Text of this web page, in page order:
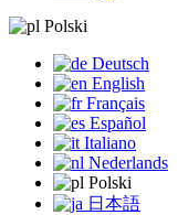
Polski
Deutsch
English
Français
Español
Italiano
Nederlands
Polski
日本語